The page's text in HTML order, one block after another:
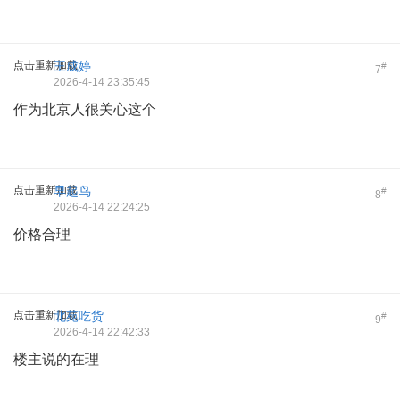
点击重新加载 7#
王成婷
2026-4-14 23:35:45
作为北京人很关心这个
点击重新加载 8#
早起鸟
2026-4-14 22:24:25
价格合理
点击重新加载 9#
北苑吃货
2026-4-14 22:42:33
楼主说的在理